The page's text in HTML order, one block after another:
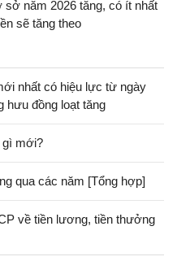
sở năm 2026 tăng, có ít nhất
sẽ tăng theo
nhất có hiệu lực từ ngày
đồng loạt tăng
gì mới?
qua các năm [Tổng hợp]
về tiền lương, tiền thưởng